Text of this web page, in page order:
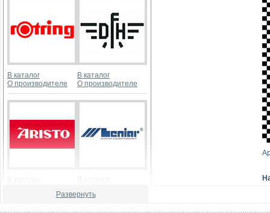
В каталог
О производителе
В каталог
О производителе
Развернуть